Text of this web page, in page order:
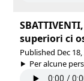
superiori ci
Published Dec
Per alcune